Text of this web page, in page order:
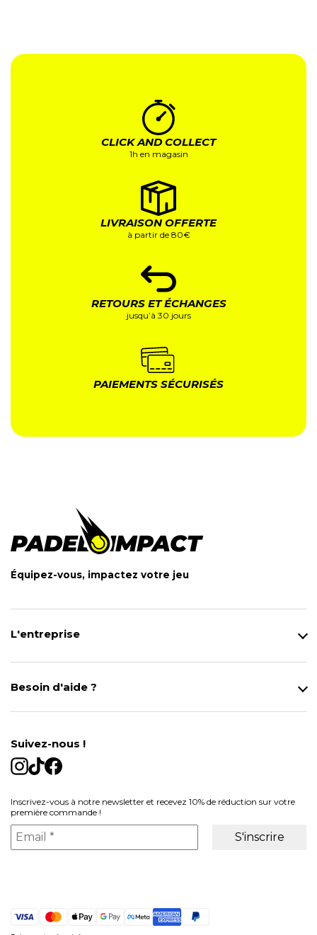
CLICK AND COLLECT
1h en magasin
LIVRAISON OFFERTE
à partir de 80€
RETOURS ET ÉCHANGES
jusqu’à 30 jours
PAIEMENTS SÉCURISÉS
Équipez-vous, impactez votre jeu
L'entreprise
Besoin d'aide ?
Contact
Gestion des cookies
Suivez-nous !
Inscrivez-vous à notre newsletter et recevez 10% de réduction sur votre
première commande !